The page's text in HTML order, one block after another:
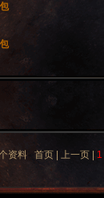
资料 首页 | 上一页 | 1